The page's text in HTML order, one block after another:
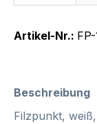
Artikel-Nr.:
Beschreibung
Filzpunkt,